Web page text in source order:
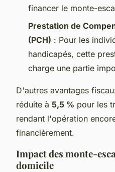
financer le monte-
Prestation de
(PCH) : Pour les
handicapés, cette
charge une partie
D'autres avantages
réduite à 5,5 % pour les
rendant l'opération
financièrement.
Impact des monte-
domicile